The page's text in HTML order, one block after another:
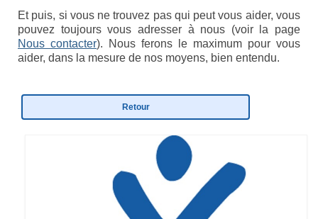
Nos revendications
Espace Parents
A l’annonce du handicap
Parentalité et handicap
Quand nous ne serons plus là
Les formalités administratives
Et puis, si vous ne trouvez pas qui peut vous aider, vous
pouvez toujours vous adresser à nous (voir la page
Nous contacter). Nous ferons le maximum pour vous
aider, dans la mesure de nos moyens, bien entendu.
Retour